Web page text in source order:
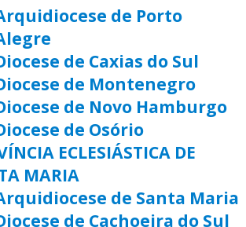
de Porto
de Caxias do Sul
de Montenegro
de Novo Hamburgo
de Osório
ECLESIÁSTICA DE
MARIA
de Santa Maria
de Cachoeira do Sul